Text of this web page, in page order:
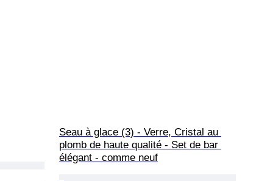
Seau à glace (3) - Verre, Cristal au
plomb de haute qualité - Set de bar
élégant - comme neuf